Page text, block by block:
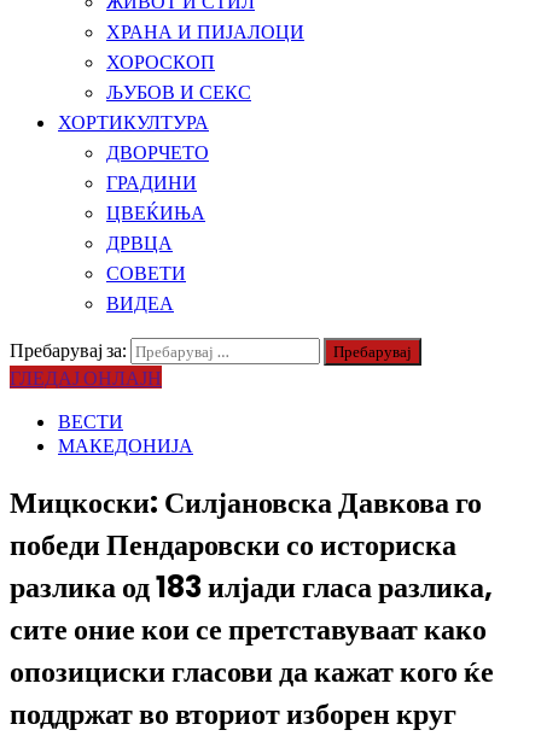
ХРАНА И ПИЈАЛОЦИ
ХОРОСКОП
ЉУБОВ И СЕКС
ХОРТИКУЛТУРА
ДВОРЧЕТО
ГРАДИНИ
ЦВЕЌИЊА
ДРВЦА
СОВЕТИ
ВИДЕА
Пребарувај за:
ГЛЕДАЈ ОНЛАЈН
ВЕСТИ
МАКЕДОНИЈА
Мицкоски: Силјановска Давкова го
победи Пендаровски со историска
разлика од 183 илјади гласа разлика,
сите оние кои се претставуваат како
опозициски гласови да кажат кого ќе
поддржат во вториот изборен круг